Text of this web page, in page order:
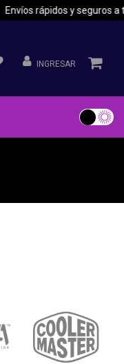
Envíos rápidos y seguros a
INGRESAR